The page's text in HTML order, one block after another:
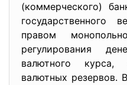
(коммерческого)
государственного
правом
регулирования
валютного
валютных резервов.